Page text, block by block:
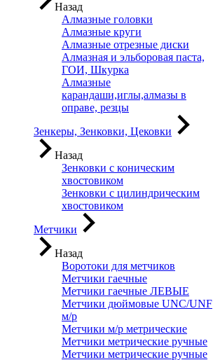
Назад
Алмазные головки
Алмазные круги
Алмазные отрезные диски
Алмазная и эльборовая паста,
ГОИ, Шкурка
Алмазные
карандаши,иглы,алмазы в
оправе, резцы
Зенкеры, Зенковки, Цековки
Назад
Зенковки с коническим
хвостовиком
Зенковки с цилиндрическим
хвостовиком
Метчики
Назад
Воротоки для метчиков
Метчики гаечные
Метчики гаечные ЛЕВЫЕ
Метчики дюймовые UNC/UNF
м/р
Метчики м/р метрические
Метчики метрические ручные
Метчики метрические ручные